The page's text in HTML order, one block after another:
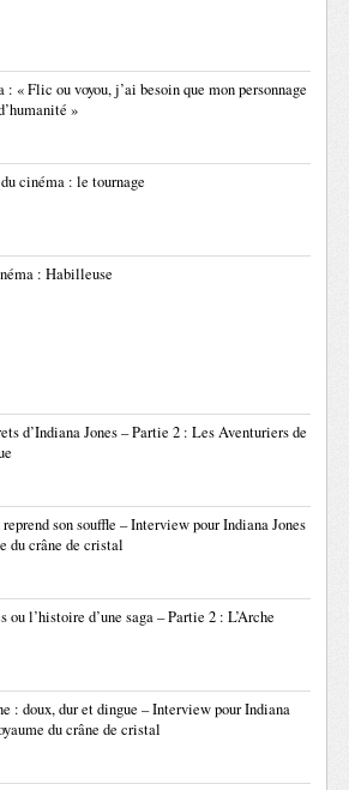
: « Flic ou voyou, j’ai besoin que mon personnage
»
cinéma : le tournage
: Habilleuse
d’Indiana Jones – Partie 2 : Les Aventuriers de
son souffle – Interview pour Indiana Jones
du crâne de cristal
ou l’histoire d’une saga – Partie 2 : L’Arche
: doux, dur et dingue – Interview pour Indiana
du crâne de cristal